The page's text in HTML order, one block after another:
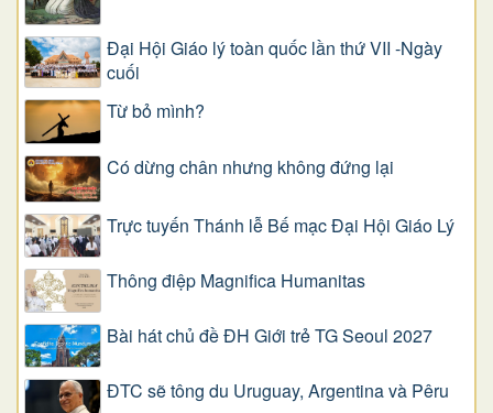
Đại Hội Giáo lý toàn quốc lần thứ VII -Ngày
cuối
Từ bỏ mình?
Có dừng chân nhưng không đứng lại
Trực tuyến Thánh lễ Bế mạc Đại Hội Giáo Lý
Thông điệp Magnifica Humanitas
Bài hát chủ đề ĐH Giới trẻ TG Seoul 2027
ĐTC sẽ tông du Uruguay, Argentina và Pêru